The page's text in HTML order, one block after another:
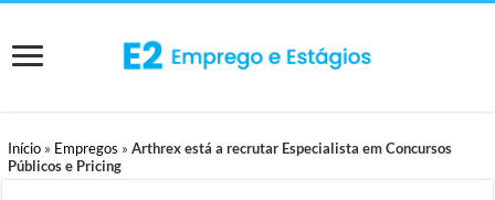
Início » Empregos »Arthrex está a recrutar Especialista em Concursos
Públicos e Pricing